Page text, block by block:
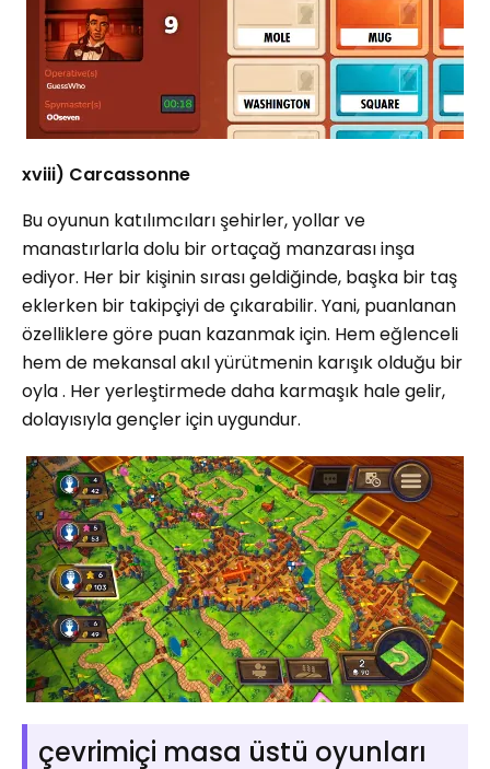
xviii) Carcassonne
Bu oyunun katılımcıları şehirler, yollar ve
manastırlarla dolu bir ortaçağ manzarası inşa
ediyor. Her bir kişinin sırası geldiğinde, başka bir taş
eklerken bir takipçiyi de çıkarabilir. Yani, puanlanan
özelliklere göre puan kazanmak için. Hem eğlenceli
hem de mekansal akıl yürütmenin karışık olduğu bir
oyla . Her yerleştirmede daha karmaşık hale gelir,
dolayısıyla gençler için uygundur.
çevrimiçi masa üstü oyunları